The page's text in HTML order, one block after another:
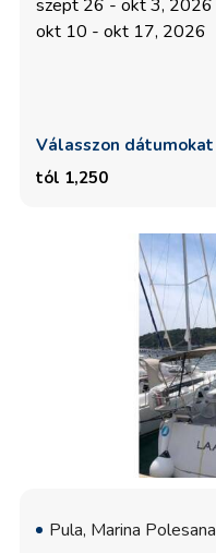
szept 26 - okt 3, 2026
okt 10 - okt 17, 2026
Válasszon dátumokat
tól 1,250
Pula, Marina Polesana